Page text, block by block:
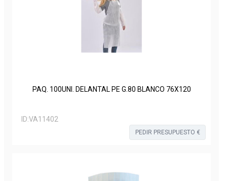
PAQ. 100UNI. DELANTAL PE G.80 BLANCO 76X120
ID:VA11402
PEDIR PRESUPUESTO €